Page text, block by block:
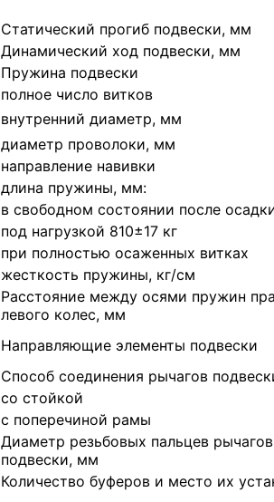
Статический прогиб подвески, мм
Динамический ход подвески, мм
Пружина подвески
полное число витков
внутренний диаметр, мм
диаметр проволоки, мм
направление навивки
длина пружины, мм:
в свободном состоянии после
под нагрузкой 810±17 кг
при полностью осаженных витках
жесткость пружины, кг/см
Расстояние между осями пружин
левого колес, мм
Направляющие элементы подвески
Способ соединения рычагов
со стойкой
с поперечиной рамы
Диаметр резьбовых пальцев рычагов
подвески, мм
Количество буферов и место их